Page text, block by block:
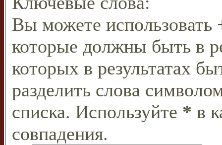
Вы можете использовать
которые должны быть в
которых в результатах
разделить слова
списка. Используйте * в
совпадения.